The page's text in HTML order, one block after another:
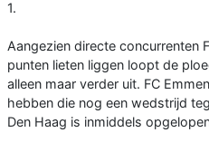
1.
Aangezien directe concurrenten
punten lieten liggen loopt de
alleen maar verder uit. FC
hebben die nog een wedstrijd
Den Haag is inmiddels